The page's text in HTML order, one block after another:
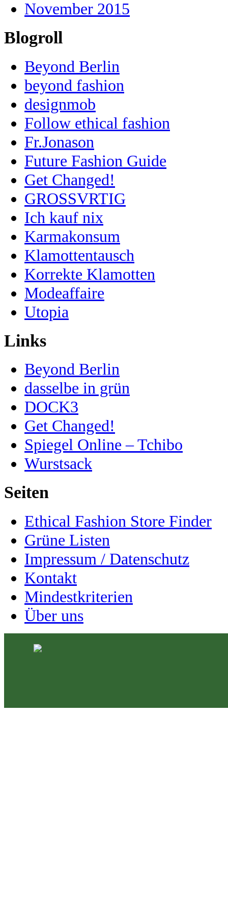
November 2015
Blogroll
Beyond Berlin
beyond fashion
designmob
Follow ethical fashion
Fr.Jonason
Future Fashion Guide
Get Changed!
GROSSVRTIG
Ich kauf nix
Karmakonsum
Klamottentausch
Korrekte Klamotten
Modeaffaire
Utopia
Links
Beyond Berlin
dasselbe in grün
DOCK3
Get Changed!
Spiegel Online – Tchibo
Wurstsack
Seiten
Ethical Fashion Store Finder
Grüne Listen
Impressum / Datenschutz
Kontakt
Mindestkriterien
Über uns